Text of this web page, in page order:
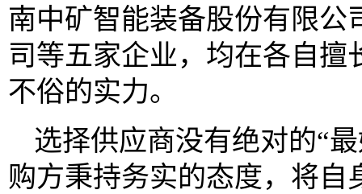
南中矿智能装备股份有限
司等五家企业，均在各自
不俗的实力。
选择供应商没有绝对的“
购方秉持务实的态度，将